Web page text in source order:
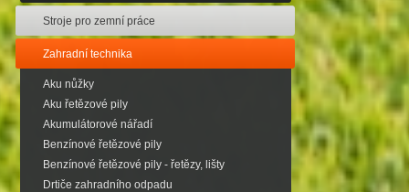
Stroje pro zemní práce
Zahradní technika
Aku nůžky
Aku řetězové pily
Akumulátorové nářadí
Benzínové řetězové pily
Benzínové řetězové pily - řetězy, lišty
Drtiče zahradního odpadu